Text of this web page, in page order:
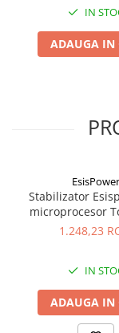
Panouri portabile
Racire/Incalzire
Intrerupatoare si
Sigurante
Tablouri electrice
Lumina (Becuri si
cabluri USB,
Cablu de date si
Solutii solare
IN
ADAUGA IN
EsisPower
Stabilizator
microprocesor
Mono Phase
1.248,23
IN
ADAUGA IN